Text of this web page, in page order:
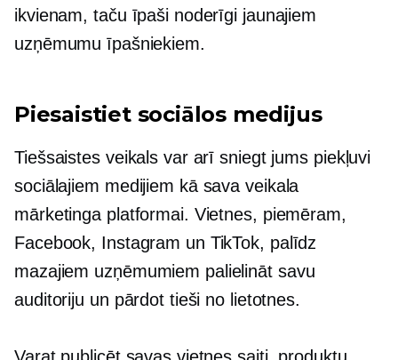
ikvienam, taču īpaši noderīgi jaunajiem
uzņēmumu īpašniekiem.
Piesaistiet sociālos medijus
Tiešsaistes veikals var arī sniegt jums piekļuvi
sociālajiem medijiem kā sava veikala
mārketinga platformai. Vietnes, piemēram,
Facebook, Instagram un TikTok, palīdz
mazajiem uzņēmumiem palielināt savu
auditoriju un pārdot tieši no lietotnes.
Varat publicēt savas vietnes saiti, produktu